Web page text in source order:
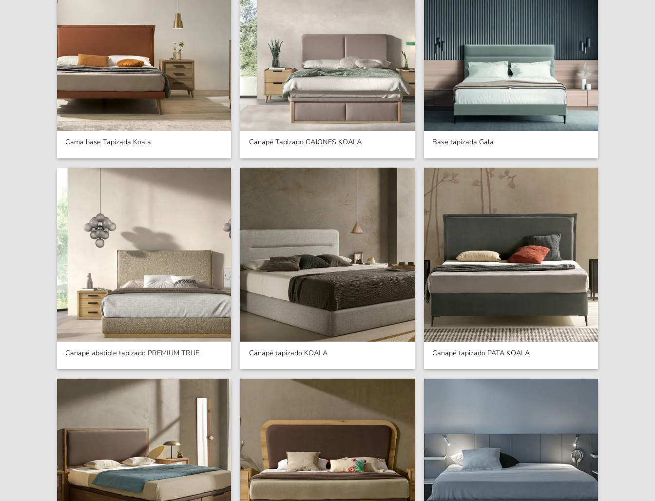
Cama base Tapizada Koala Canapé Tapizado CAJONES KOALA Base tapizada Gala
Canapé abatible tapizado PREMIUM TRUE Canapé tapizado KOALA Canapé tapizado PATA KOALA